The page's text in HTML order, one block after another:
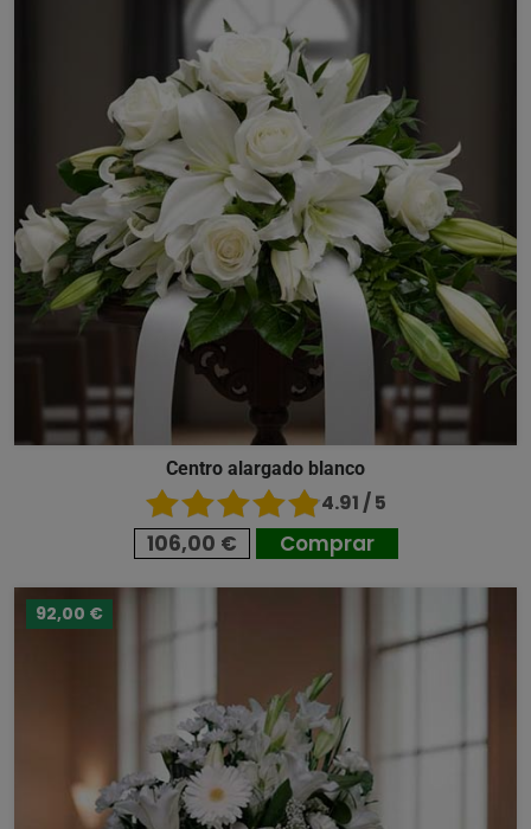
Centro alargado blanco
4.91 / 5
106,00 € Comprar
92,00 €